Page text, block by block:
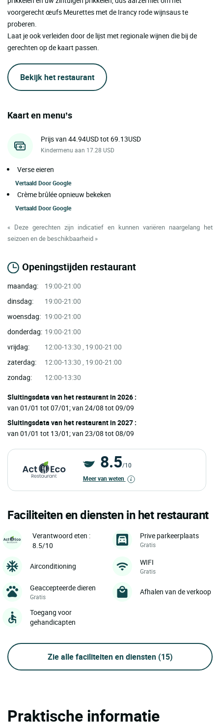
voorgerecht œufs Meurettes met de Irancy rode wijnsaus te
proberen.
Laat je ook verleiden door de lijst met regionale wijnen die bij de
gerechten op de kaart passen.
Bekijk het restaurant
Kaart en menu’s
Prijs van 44.94USD tot 69.13USD
Kindermenu aan 17.28 USD
Verse eieren
Vertaald DoorGoogle
Crème brûlée opnieuw bekeken
Vertaald DoorGoogle
« Deze gerechten zijn indicatief en kunnen variëren naargelang het
seizoen en de beschikbaarheid »
Openingstijden restaurant
maandag:
19:00-21:00
dinsdag:
19:00-21:00
woensdag: 19:00-21:00
donderdag: 19:00-21:00
vrijdag:
12:00-13:30 , 19:00-21:00
zaterdag:
12:00-13:30 , 19:00-21:00
zondag:
12:00-13:30
Sluitingsdata van het restaurant in 2026 :
van 01/01 tot 07/01; van 24/08 tot 09/09
Sluitingsdata van het restaurant in 2027 :
van 01/01 tot 13/01; van 23/08 tot 08/09
8.5/10
Meer van weten
Faciliteiten en diensten in het restaurant
Verantwoord eten :
8.5/10
Prive parkeerplaats
Gratis
Airconditioning WIFI
Gratis
Geaccepteerde dieren
Gratis
Afhalen van de verkoop
Toegang voor
gehandicapten
Zie alle faciliteiten en diensten (15)
Praktische informatie